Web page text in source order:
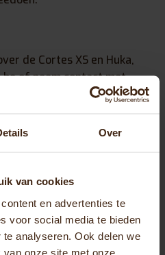
Over
van cookies
en advertenties te
voor social media te bieden
analyseren. Ook delen we
onze site met onze
de Cortes XS en Huka,
of neem contact met
of mail naar
de wereld maken. Onze
thuis. Met een
ergonomie en design
jij kunt blijven